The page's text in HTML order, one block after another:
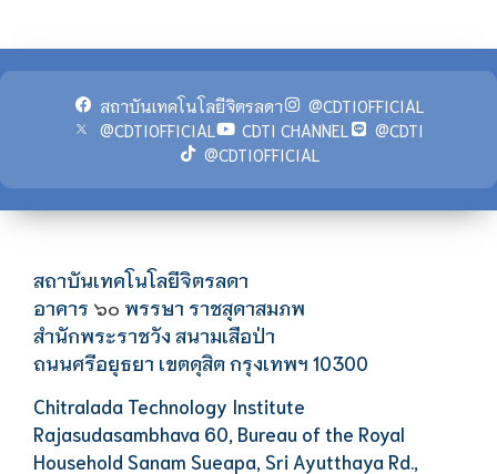
สถาบันเทคโนโลยีจิตรลดา
@CDTIOFFICIAL
@CDTIOFFICIAL
CDTI CHANNEL
@CDTI
@CDTIOFFICIAL
สถาบันเทคโนโลยีจิตรลดา
อาคาร ๖๐ พรรษา ราชสุดาสมภพ
สำนักพระราชวัง สนามเสือป่า
ถนนศรีอยุธยา เขตดุสิต กรุงเทพฯ 10300
Chitralada Technology Institute
Rajasudasambhava 60, Bureau of the Royal
Household Sanam Sueapa, Sri Ayutthaya Rd.,